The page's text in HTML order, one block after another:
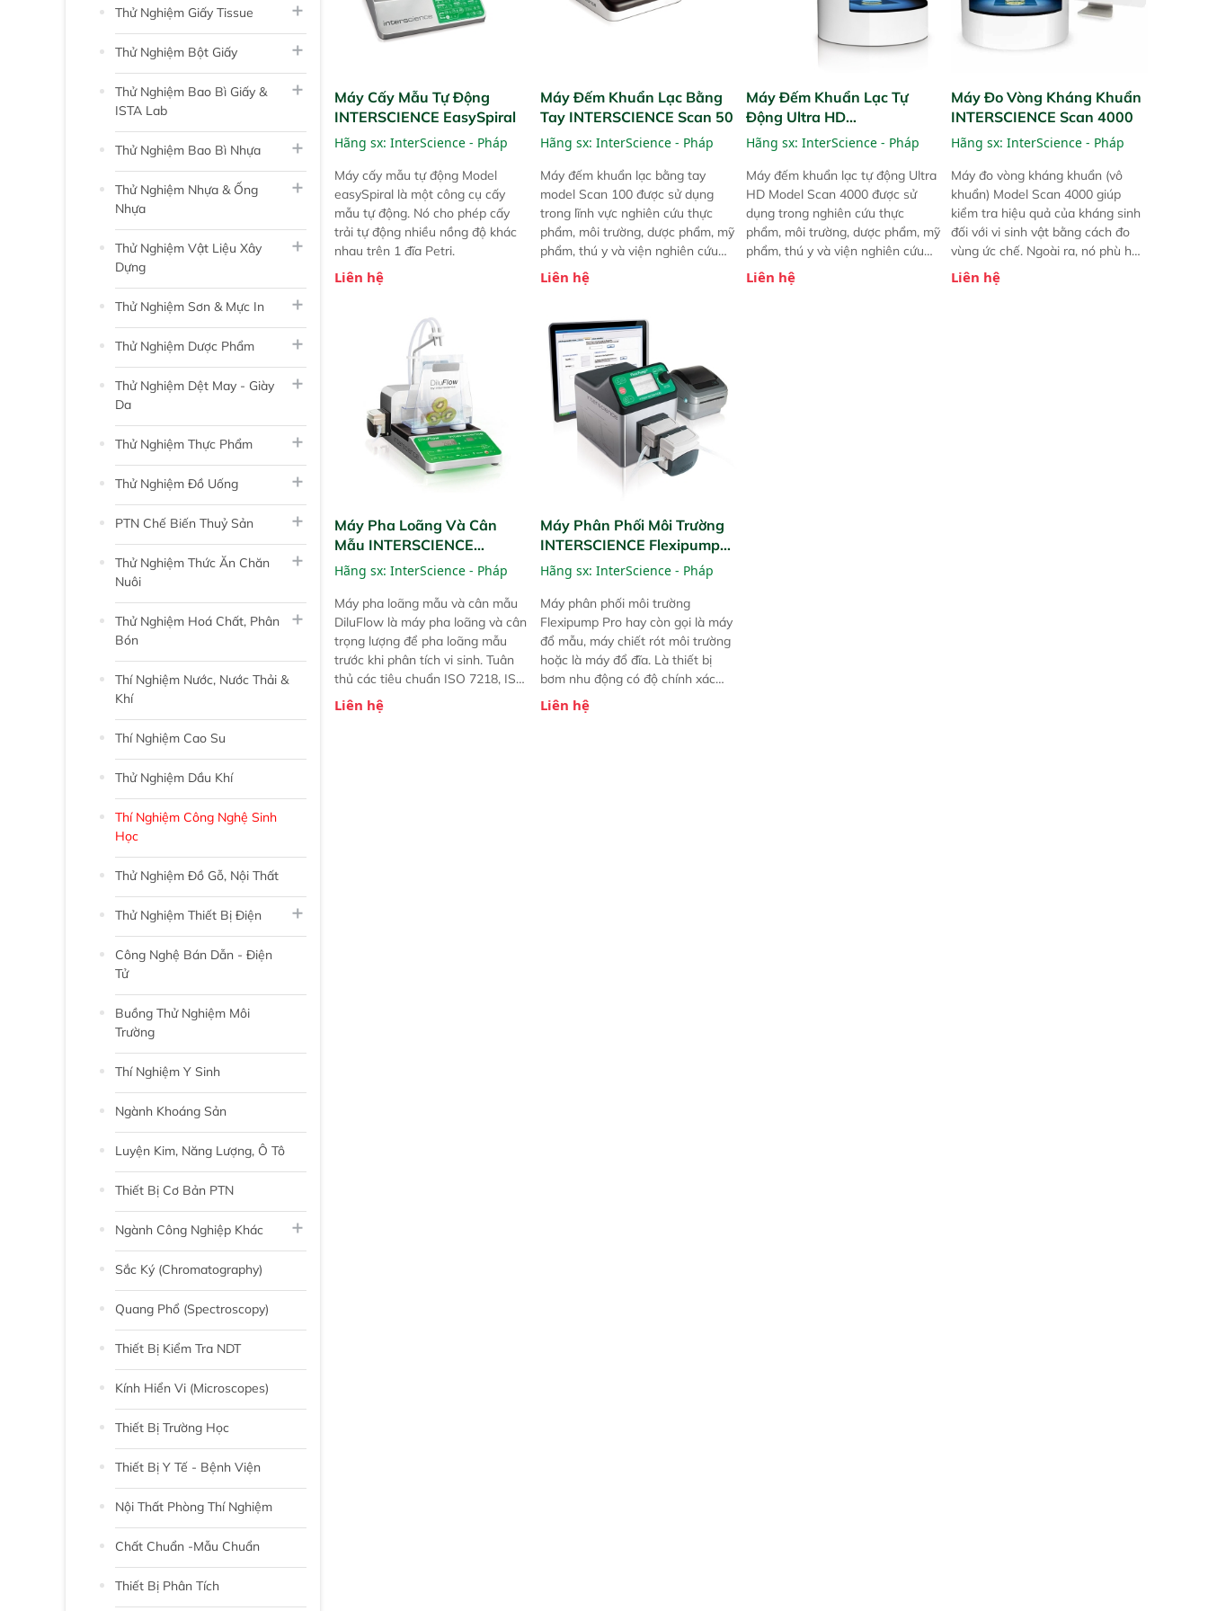
Thử Nghiệm Giấy Tissue
Thử Nghiệm Bột Giấy
Thử Nghiệm Bao Bì Giấy &
ISTA Lab
Thử Nghiệm Bao Bì Nhựa
Thử Nghiệm Nhựa & Ống
Nhựa
Thử Nghiệm Vật Liệu Xây
Dựng
Thử Nghiệm Sơn & Mực In
Thử Nghiệm Dược Phẩm
Thử Nghiệm Dệt May - Giày
Da
Thử Nghiệm Thực Phẩm
Thử Nghiệm Đồ Uống
PTN Chế Biến Thuỷ Sản
Thử Nghiệm Thức Ăn Chăn
Nuôi
Thử Nghiệm Hoá Chất, Phân
Bón
Thí Nghiệm Nước, Nước Thải &
Khí
Thí Nghiệm Cao Su
Thử Nghiệm Dầu Khí
Thí Nghiệm Công Nghệ Sinh
Học
Thử Nghiệm Đồ Gỗ, Nội Thất
Thử Nghiệm Thiết Bị Điện
Công Nghệ Bán Dẫn - Điện
Tử
Buồng Thử Nghiệm Môi
Trường
Thí Nghiệm Y Sinh
Ngành Khoáng Sản
Luyện Kim, Năng Lượng, Ô Tô
Thiết Bị Cơ Bản PTN
Ngành Công Nghiệp Khác
Sắc Ký (chromatography)
Quang Phổ (Spectroscopy)
Thiết Bị Kiểm Tra NDT
Kính Hiển Vi (Microscopes)
Thiết Bị Trường Học
Thiết Bị Y Tế - Bệnh Viện
Nội Thất Phòng Thí Nghiệm
Chất Chuẩn -Mẫu Chuẩn
Thiết Bị Phân Tích
Máy Cấy Mẫu Tự Động
INTERSCIENCE EasySpiral
Hãng sx: InterScience - Pháp
Máy cấy mẫu tự động Model
easySpiral là một công cụ cấy
mẫu tự động. Nó cho phép cấy
trải tự động nhiều nồng độ khác
nhau trên 1 đĩa Petri.
Liên hệ
Máy Đếm Khuẩn Lạc Bằng
Tay INTERSCIENCE Scan 50
Hãng sx: InterScience - Pháp
Máy đếm khuẩn lạc bằng tay
model Scan 100 được sử dụng
trong lĩnh vực nghiên cứu thực
phẩm, môi trường, dược phẩm, mỹ
phẩm, thú y và viện nghiên cứu
công cộng.
Liên hệ
Máy Đếm Khuẩn Lạc Tự
Động Ultra HD
INTERSCIENCE Scan 4000
Hãng sx: InterScience - Pháp
Máy đếm khuẩn lạc tự động Ultra
HD Model Scan 4000 được sử
dụng trong nghiên cứu thực
phẩm, môi trường, dược phẩm, mỹ
phẩm, thú y và viện nghiên cứu
công cộng.
Liên hệ
Máy Đo Vòng Kháng Khuẩn
INTERSCIENCE Scan 4000
Hãng sx:InterScience - Pháp
Máy đo vòng kháng khuẩn (vô
khuẩn) Model Scan 4000 giúp
kiểm tra hiệu quả của kháng sinh
đối với vi sinh vật bằng cách đo
vùng ức chế. Ngoài ra, nó phù hợp
để thực hiện chuẩn độ hoặc liều
kháng sinh trong ngành công
Liên hệ
Máy Pha Loãng Và Cân
Mẫu INTERSCIENCE
DiluFlow 2 Bơm, 3Kg
Hãng sx: InterScience - Pháp
Máy pha loãng mẫu và cân mẫu
DiluFlow là máy pha loãng và cân
trọng lượng để pha loãng mẫu
trước khi phân tích vi sinh. Tuân
thủ các tiêu chuẩn ISO 7218, ISO
6887-1 và FDA BAM.
Liên hệ
Máy Phân Phối Môi Trường
INTERSCIENCE Flexipump
Pro
Hãng sx: InterScience - Pháp
Máy phân phối môi trường
Flexipump Pro hay còn gọi là máy
đổ mẫu, máy chiết rót môi trường
hoặc là máy đổ đĩa. Là thiết bị
bơm nhu động có độ chính xác
cao để phân phối môi trường nuôi
cấy, agar hay bất kỳ loại chất pha
Liên hệ